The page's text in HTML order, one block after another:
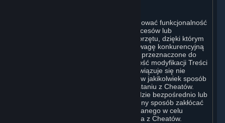
Steam oraz Treści i Usługi mogą obejmować funkcjonalność
zaprojektowaną w celu identyfikacji procesów lub
funkcjonalności oprogramowania lub sprzętu, dzięki którym
gracze mogą uzyskać nieuczciwą przewagę konkurencyjną
podczas grania w wersje Treści i Usług przeznaczone do
rozgrywek wieloosobowych lub możliwość modyfikacji Treści
i Usług (tzw. Cheaty). Użytkownik zobowiązuje się nie
tworzyć Cheatów oraz nie wspomagać w jakikolwiek sposób
osób trzecich przy tworzeniu lub korzystaniu z Cheatów.
Użytkownik zobowiązuje się, że nie będzie bezpośrednio lub
pośrednio wyłączać, obchodzić lub w inny sposób zakłócać
działania oprogramowania zaprojektowanego w celu
zapobiegania lub zgłaszania korzystania z Cheatów.